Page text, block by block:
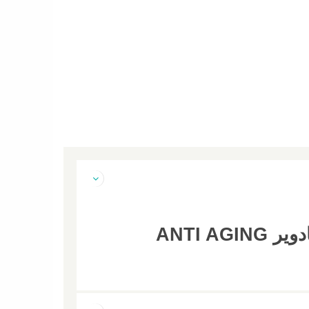
عرض 4 قطع كريم اليدين المضاد للشيخوخة والكولاجين النشط من سادوير ANTI AGING